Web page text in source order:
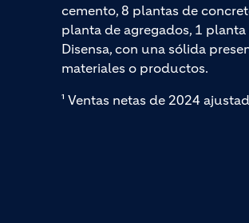
cemento, 8 plantas de
planta de agregados, 1
Disensa, con una sólida
materiales o productos.
¹ Ventas netas de 2024